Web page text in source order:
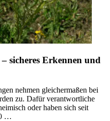
sicheres Erkennen und
nehmen gleichermaßen bei
zu. Dafür verantwortliche
oder haben sich seit
…